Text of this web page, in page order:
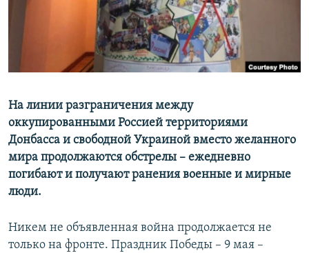
ПОБЕДИТЕЛЕЙ НЕ СУДЯТ?
КРЫМ.НЕПОКОРЕННЫЙ
ПРИСОЕДИНЯЙТЕСЬ!
Все сайты RFE/RL
На линии разграничения между
оккупированными Россией территориями
Донбасса и свободной Украиной вместо желанного
мира продолжаются обстрелы – ежедневно
погибают и получают ранения военные и мирные
люди.
Никем не объявленная война продолжается не
только на фронте. Праздник Победы – 9 мая –